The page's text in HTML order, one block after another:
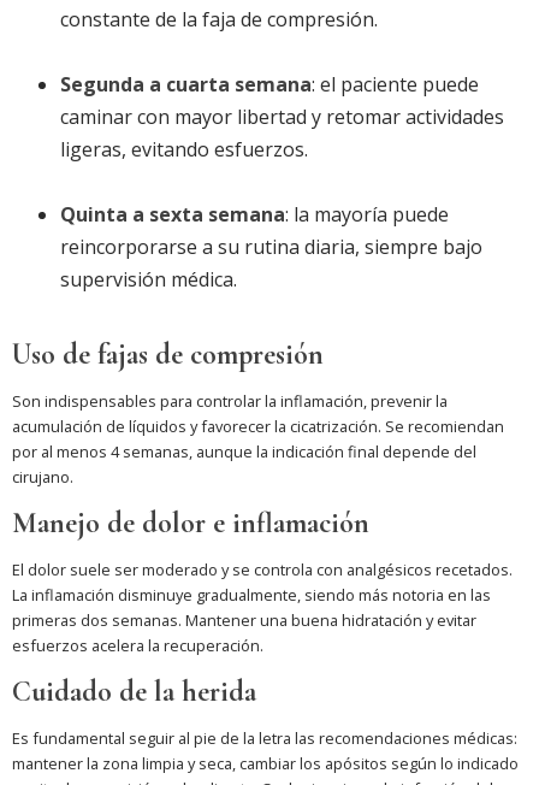
constante de la faja de compresión.
Segunda a cuarta semana: el paciente puede
caminar con mayor libertad y retomar actividades
ligeras, evitando esfuerzos.
Quinta a sexta semana: la mayoría puede
reincorporarse a su rutina diaria, siempre bajo
supervisión médica.
Uso de fajas de compresión
Son indispensables para controlar la inflamación, prevenir la
acumulación de líquidos y favorecer la cicatrización. Se recomiendan
por al menos 4 semanas, aunque la indicación final depende del
cirujano.
Manejo de dolor e inflamación
El dolor suele ser moderado y se controla con analgésicos recetados.
La inflamación disminuye gradualmente, siendo más notoria en las
primeras dos semanas. Mantener una buena hidratación y evitar
esfuerzos acelera la recuperación.
Cuidado de la herida
Es fundamental seguir al pie de la letra las recomendaciones médicas:
mantener la zona limpia y seca, cambiar los apósitos según lo indicado